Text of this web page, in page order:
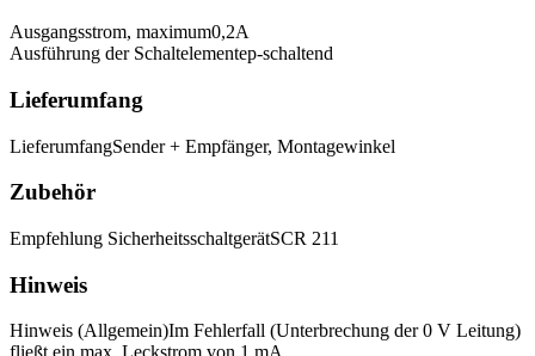
Ausgangsstrom, maximum0,2A
Ausführung der Schaltelementep-schaltend
Lieferumfang
LieferumfangSender + Empfänger, Montagewinkel
Zubehör
Empfehlung SicherheitsschaltgerätSCR 211
Hinweis
Hinweis (Allgemein)Im Fehlerfall (Unterbrechung der 0 V Leitung)